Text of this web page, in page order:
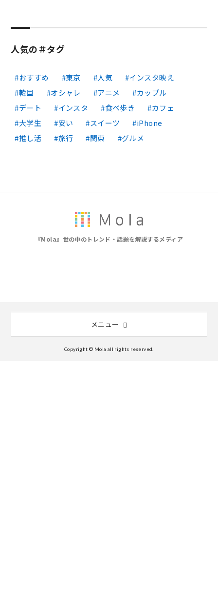
人気の＃タグ
おすすめ 東京 人気
インスタ映え
韓国
オシャレ アニメ
カップル
デート
インスタ 食べ歩き
カフェ
大学生
安い スイーツ
iPhone
推し活
旅行 関東 グルメ
『Mola』世の中のトレンド・話題を解説するメディア
メニュー
Copyright © Mola all rights reserved.